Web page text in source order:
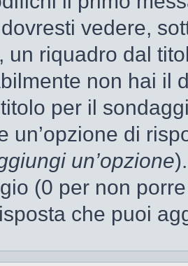
vedere,
un riquadro dal
non hai il
per il
un’opzione di
un’opzione
(0 per non
che puoi